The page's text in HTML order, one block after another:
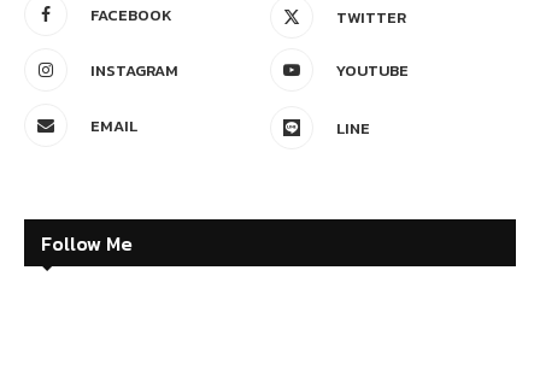
FACEBOOK TWITTER
INSTAGRAM YOUTUBE
EMAIL LINE
Follow Me